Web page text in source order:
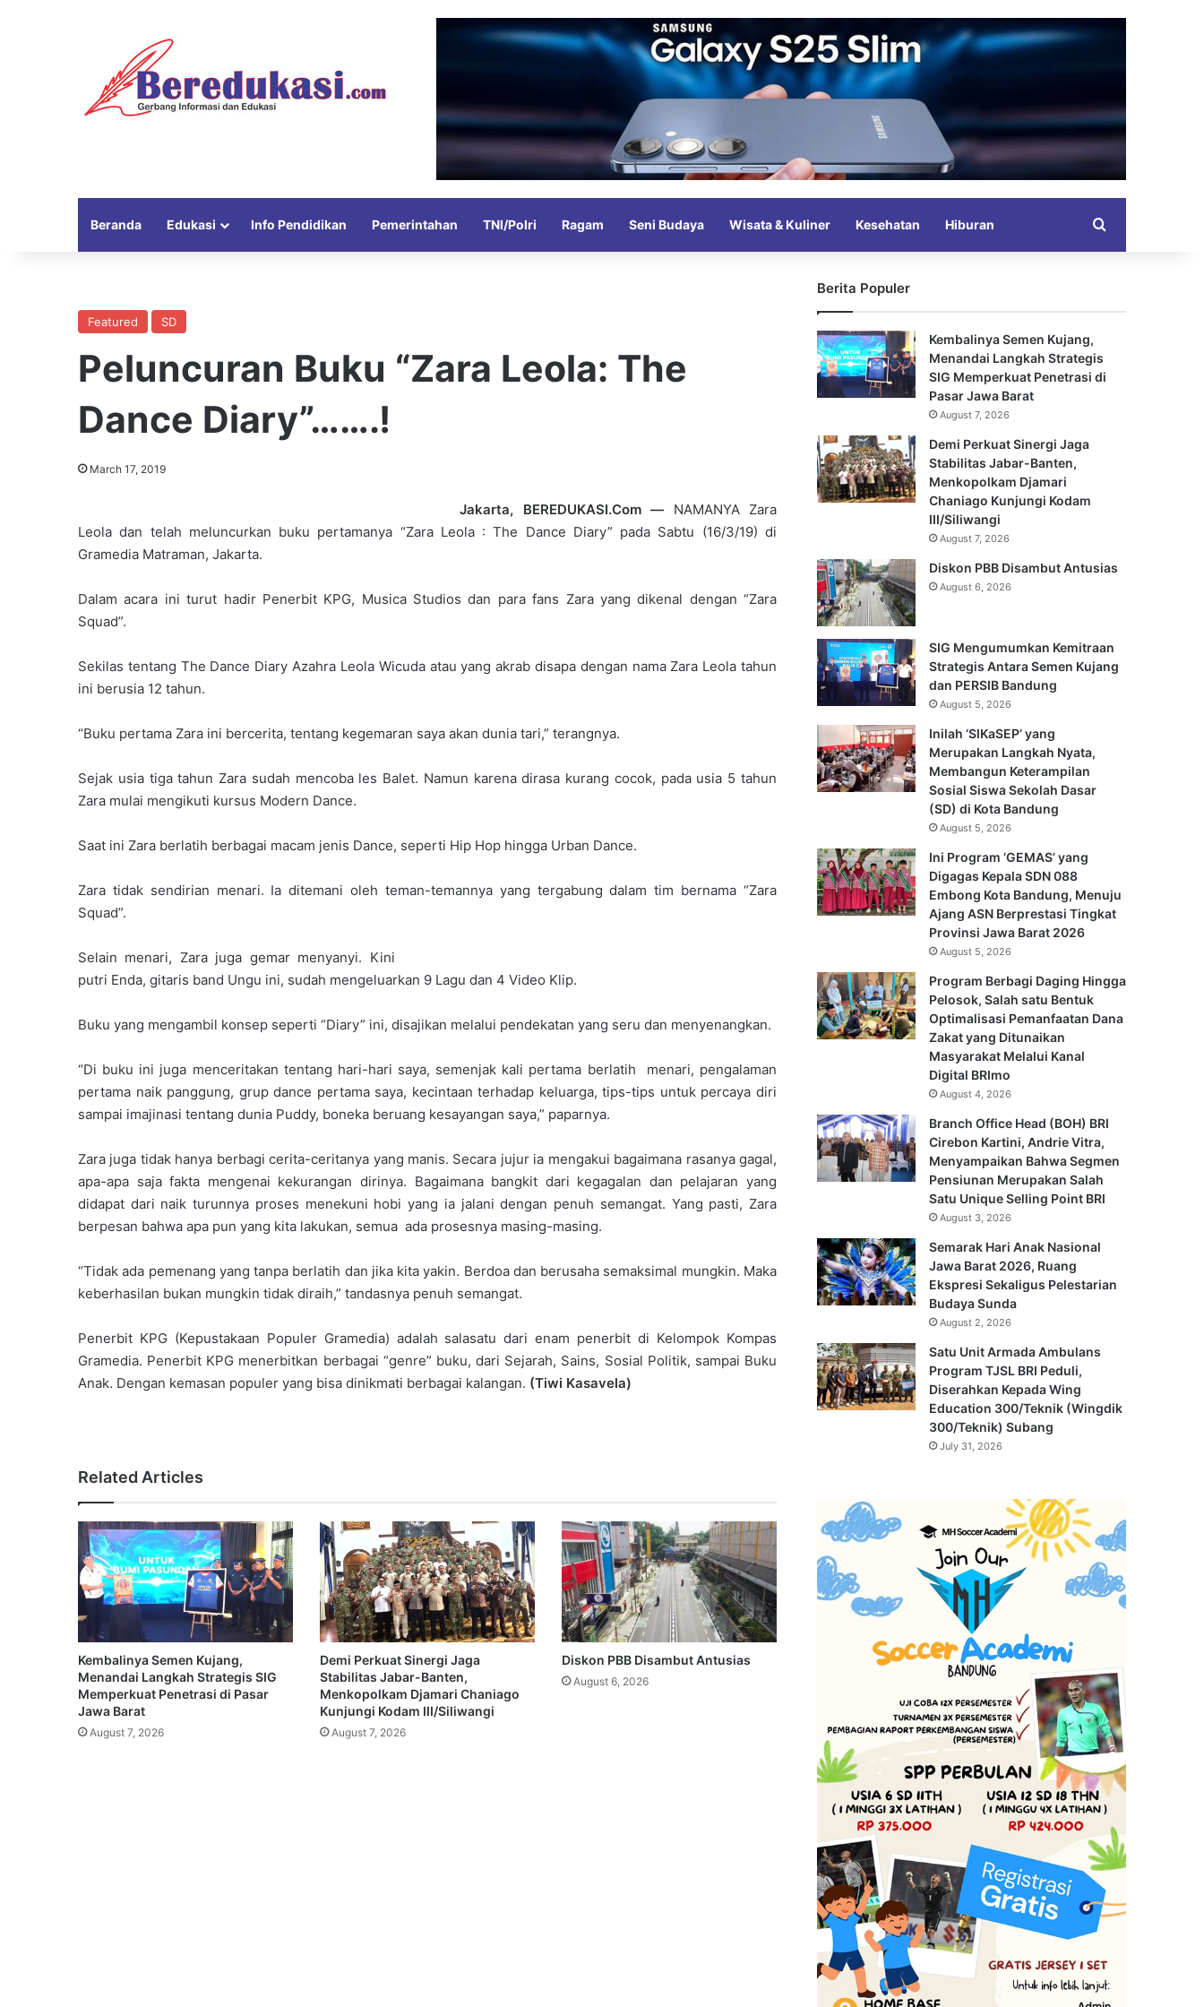
Beranda Edukasi Info Pendidikan Pemerintahan TNI/Polri Ragam Seni Budaya Wisata & Kuliner Kesehatan Hiburan
Featured SD
Peluncuran Buku “Zara Leola: The
Dance Diary”…….!
March 17, 2019
Jakarta, BEREDUKASI.Com — NAMANYA Zara
Leola dan telah meluncurkan buku pertamanya “Zara Leola : The Dance Diary” pada Sabtu (16/3/19) di
Gramedia Matraman, Jakarta.
Dalam acara ini turut hadir Penerbit KPG, Musica Studios dan para fans Zara yang dikenal dengan “Zara
Squad”.
Sekilas tentang The Dance Diary Azahra Leola Wicuda atau yang akrab disapa dengan nama Zara Leola tahun
ini berusia 12 tahun.
“Buku pertama Zara ini bercerita, tentang kegemaran saya akan dunia tari,” terangnya.
Sejak usia tiga tahun Zara sudah mencoba les Balet. Namun karena dirasa kurang cocok, pada usia 5 tahun
Zara mulai mengikuti kursus Modern Dance.
Saat ini Zara berlatih berbagai macam jenis Dance, seperti Hip Hop hingga Urban Dance.
Zara tidak sendirian menari. Ia ditemani oleh teman-temannya yang tergabung dalam tim bernama “Zara
Squad”.
Selain menari, Zara juga gemar menyanyi. Kini
putri Enda, gitaris band Ungu ini, sudah mengeluarkan 9 Lagu dan 4 Video Klip.
Buku yang mengambil konsep seperti “Diary” ini, disajikan melalui pendekatan yang seru dan menyenangkan.
“Di buku ini juga menceritakan tentang hari-hari saya, semenjak kali pertama berlatih menari, pengalaman
pertama naik panggung, grup dance pertama saya, kecintaan terhadap keluarga, tips-tips untuk percaya diri
sampai imajinasi tentang dunia Puddy, boneka beruang kesayangan saya,” paparnya.
Zara juga tidak hanya berbagi cerita-ceritanya yang manis. Secara jujur ia mengakui bagaimana rasanya gagal,
apa-apa saja fakta mengenai kekurangan dirinya. Bagaimana bangkit dari kegagalan dan pelajaran yang
didapat dari naik turunnya proses menekuni hobi yang ia jalani dengan penuh semangat. Yang pasti, Zara
berpesan bahwa apa pun yang kita lakukan, semua ada prosesnya masing-masing.
“Tidak ada pemenang yang tanpa berlatih dan jika kita yakin. Berdoa dan berusaha semaksimal mungkin. Maka
keberhasilan bukan mungkin tidak diraih,” tandasnya penuh semangat.
Penerbit KPG (Kepustakaan Populer Gramedia) adalah salasatu dari enam penerbit di Kelompok Kompas
Gramedia. Penerbit KPG menerbitkan berbagai “genre” buku, dari Sejarah, Sains, Sosial Politik, sampai Buku
Anak. Dengan kemasan populer yang bisa dinikmati berbagai kalangan. (Tiwi Kasavela)
Related Articles
Kembalinya Semen Kujang,
Menandai Langkah Strategis SIG
Memperkuat Penetrasi di Pasar
Jawa Barat
August 7, 2026
Demi Perkuat Sinergi Jaga
Stabilitas Jabar-Banten,
Menkopolkam Djamari Chaniago
Kunjungi Kodam III/Siliwangi
August 7, 2026
Diskon PBB Disambut Antusias
August 6, 2026
Berita Populer
Kembalinya Semen Kujang,
Menandai Langkah Strategis
SIG Memperkuat Penetrasi di
Pasar Jawa Barat
August 7, 2026
Demi Perkuat Sinergi Jaga
Stabilitas Jabar-Banten,
Menkopolkam Djamari
Chaniago Kunjungi Kodam
III/Siliwangi
August 7, 2026
Diskon PBB Disambut Antusias
August 6, 2026
SIG Mengumumkan Kemitraan
Strategis Antara Semen Kujang
dan PERSIB Bandung
August 5, 2026
Inilah ‘SIKaSEP’ yang
Merupakan Langkah Nyata,
Membangun Keterampilan
Sosial Siswa Sekolah Dasar
(SD) di Kota Bandung
August 5, 2026
Ini Program ‘GEMAS’ yang
Digagas Kepala SDN 088
Embong Kota Bandung, Menuju
Ajang ASN Berprestasi Tingkat
Provinsi Jawa Barat 2026
August 5, 2026
Program Berbagi Daging Hingga
Pelosok, Salah satu Bentuk
Optimalisasi Pemanfaatan Dana
Zakat yang Ditunaikan
Masyarakat Melalui Kanal
Digital BRImo
August 4, 2026
Branch Office Head (BOH) BRI
Cirebon Kartini, Andrie Vitra,
Menyampaikan Bahwa Segmen
Pensiunan Merupakan Salah
Satu Unique Selling Point BRI
August 3, 2026
Semarak Hari Anak Nasional
Jawa Barat 2026, Ruang
Ekspresi Sekaligus Pelestarian
Budaya Sunda
August 2, 2026
Satu Unit Armada Ambulans
Program TJSL BRI Peduli,
Diserahkan Kepada Wing
Education 300/Teknik (Wingdik
300/Teknik) Subang
July 31, 2026